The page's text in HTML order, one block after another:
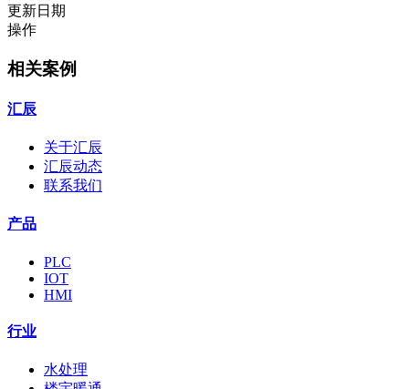
更新日期
操作
相关案例
汇辰
关于汇辰
汇辰动态
联系我们
产品
PLC
IOT
HMI
行业
水处理